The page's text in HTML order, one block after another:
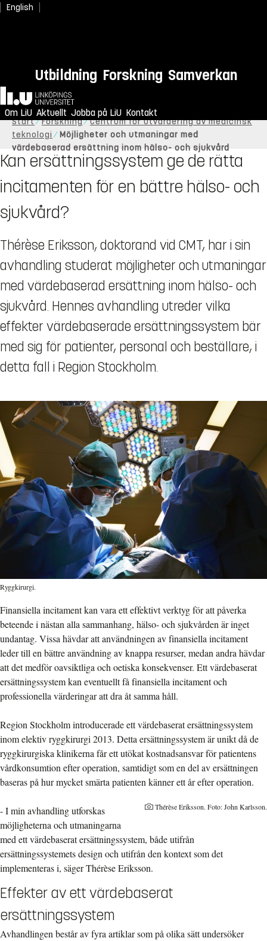
English
Utbildning Forskning Samverkan
Hem
Om LiU Aktuellt Jobba på LiU Kontakt
Start Forskning
Centrum för utvärdering av medicinsk
teknologi
Möjligheter och utmaningar med
värdebaserad ersättning inom hälso- och sjukvård
Kan ersättningssystem ge de rätta
incitamenten för en bättre hälso- och
sjukvård?
Thérèse Eriksson, doktorand vid CMT, har i sin
avhandling studerat möjligheter och utmaningar
med värdebaserad ersättning inom hälso- och
sjukvård. Hennes avhandling utreder vilka
effekter värdebaserade ersättningssystem bär
med sig för patienter, personal och beställare, i
detta fall i Region Stockholm.
Ryggkirurgi.
Finansiella incitament kan vara ett effektivt verktyg för att påverka
beteende i nästan alla sammanhang, hälso- och sjukvården är inget
undantag. Vissa hävdar att användningen av finansiella incitament
leder till en bättre användning av knappa resurser, medan andra hävdar
att det medför oavsiktliga och oetiska konsekvenser. Ett värdebaserat
ersättningssystem kan eventuellt få finansiella incitament och
professionella värderingar att dra åt samma håll.
Region Stockholm introducerade ett värdebaserat ersättningssystem
inom elektiv ryggkirurgi 2013. Detta ersättningssystem är unikt då de
ryggkirurgiska klinikerna får ett utökat kostnadsansvar för patientens
vårdkonsumtion efter operation, samtidigt som en del av ersättningen
baseras på hur mycket smärta patienten känner ett år efter operation.
Thérèse Eriksson. Foto: John Karlsson.
- I min avhandling utforskas
möjligheterna och utmaningarna
med ett värdebaserat ersättningssystem, både utifrån
ersättningssystemets design och utifrån den kontext som det
implementeras i, säger Thérèse Eriksson.
Effekter av ett värdebaserat
ersättningssystem
Avhandlingen består av fyra artiklar som på olika sätt undersöker